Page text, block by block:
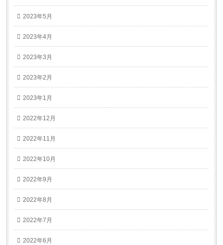
2023年5月
2023年4月
2023年3月
2023年2月
2023年1月
2022年12月
2022年11月
2022年10月
2022年9月
2022年8月
2022年7月
2022年6月